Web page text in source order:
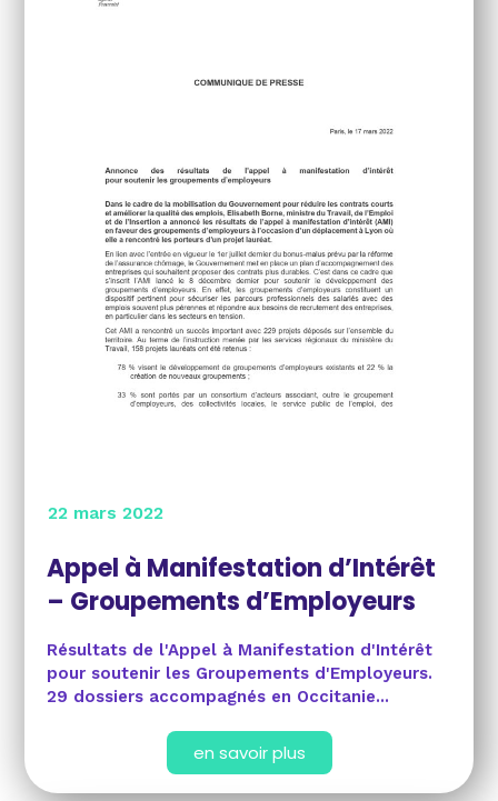
22 mars 2022
Appel à Manifestation d’Intérêt
– Groupements d’Employeurs
Résultats de l'Appel à Manifestation d'Intérêt
pour soutenir les Groupements d'Employeurs.
29 dossiers accompagnés en Occitanie...
en savoir plus